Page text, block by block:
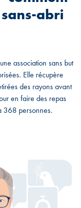
abri
association sans but
Elle récupère
des rayons avant
en faire des repas
368 personnes.
Twitter